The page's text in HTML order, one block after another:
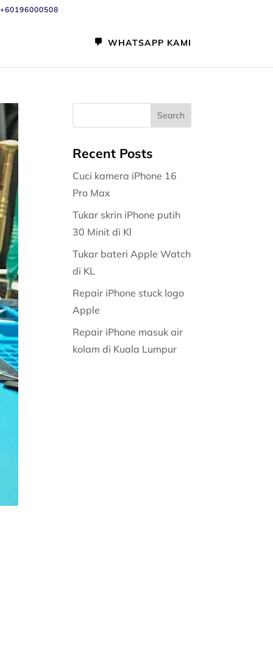
+60196000508
WHATSAPP KAMI
Recent Posts
Cuci kamera iPhone 16
Pro Max
Tukar skrin iPhone putih
30 Minit di Kl
Tukar bateri Apple Watch
di KL
Repair iPhone stuck logo
Apple
Repair iPhone masuk air
kolam di Kuala Lumpur